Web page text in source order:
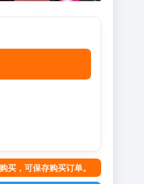
买，可保存购买订单。